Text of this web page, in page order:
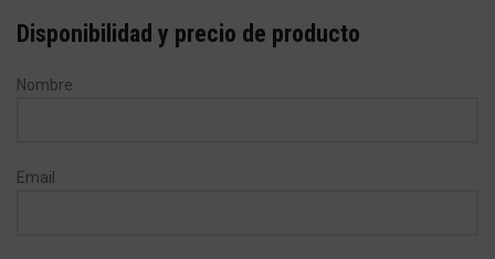
Disponibilidad y precio de producto
Nombre
Email